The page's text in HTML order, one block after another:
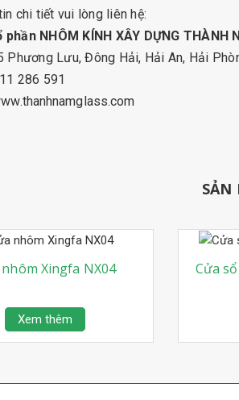
chi tiết vui lòng liên hệ:
NHÔM KÍNH XÂY DỰNG THÀNH
Phương Lưu, Đông Hải, Hải An, Hải
286 591
SẢN
Xingfa NX04
Xem thêm
Cửa